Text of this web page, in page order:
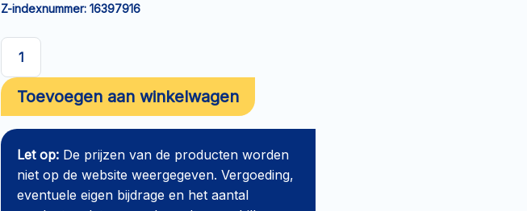
Z-indexnummer: 16397916
Alginaatverband
DECIFERA
2x30cm
aantal
Toevoegen aan winkelwagen
Let op: De prijzen van de producten worden
niet op de website weergegeven. Vergoeding,
eventuele eigen bijdrage en het aantal